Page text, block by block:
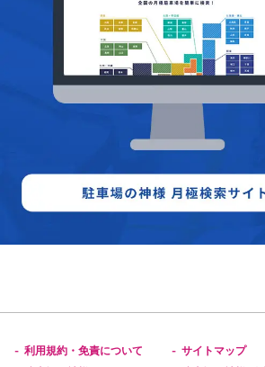
- 利用規約・免責について - サイトマップ